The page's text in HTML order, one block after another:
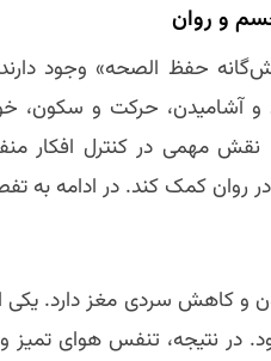
و روان
حفظ الصحه» وجود
و آشامیدن، حرکت و سکون،
مهمی در کنترل افکار
روان کمک کند. در ادامه به
و کاهش سردی مغز دارد. یکی
در نتیجه، تنفس هوای